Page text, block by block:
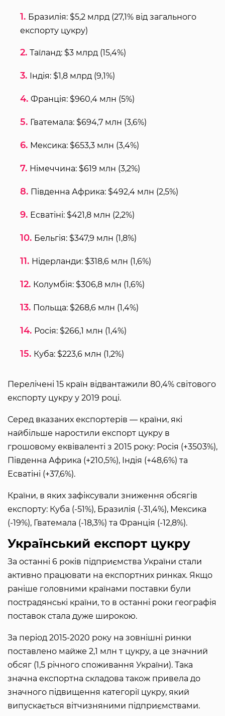
Бразилія: $5,2 млрд (27,1% від загального
експорту цукру)
Таїланд: $3 млрд (15,4%)
Індія: $1,8 млрд (9,1%)
Франція: $960,4 млн (5%)
Гватемала: $694,7 млн ​​(3,6%)
Мексика: $653,3 млн (3,4%)
Німеччина: $619 млн (3,2%)
Південна Африка: $492,4 млн (2,5%)
Есватіні: $421,8 млн (2,2%)
Бельгія: $347,9 млн (1,8%)
Нідерланди: $318,6 млн (1,6%)
Колумбія: $306,8 млн (1,6%)
Польща: $268,6 млн (1,4%)
Росія: $266,1 млн (1,4%)
Куба: $223,6 млн (1,2%)
Перелічені 15 країн відвантажили 80,4% світового
експорту цукру у 2019 році.
Серед вказаних експортерів — країни, які
найбільше наростили експорт цукру в
грошовому еквіваленті з 2015 року: Росія (+3503%),
Південна Африка (+210,5%), Індія (+48,6%) та
Есватіні (+37,6%).
Країни, в яких зафіксували зниження обсягів
експорту: Куба (-51%), Бразилія (-31,4%), Мексика
(-19%), Гватемала (-18,3%) та Франція (-12,8%).
Український експорт цукру
За останні 6 років підприємства України стали
активно працювати на експортних ринках. Якщо
раніше головними країнами поставки були
пострадянські країни, то в останні роки географія
поставок стала дуже широкою.
За період 2015-2020 року на зовнішні ринки
поставлено майже 2,1 млн т цукру, а це значний
обсяг (1,5 річного споживання України). Така
значна експортна складова також привела до
значного підвищення категорії цукру, який
випускається вітчизняними підприємствами.